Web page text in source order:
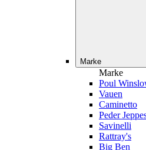
Marke
Marke
Poul
Vauen
Caminetto
Peder
Savinelli
Rattray's
Big Ben